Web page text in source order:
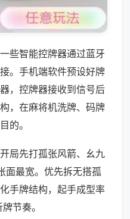
些智能控牌器通过蓝牙
。手机端软件预设好牌
，控牌器接收到信号后
，在麻将机洗牌、码牌
的。
局先打孤张风箭、幺九
面最宽。优先拆无搭孤
手牌结构，起手成型率
节奏。